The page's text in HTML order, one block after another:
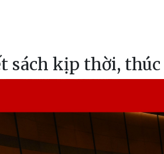
sách kịp thời,